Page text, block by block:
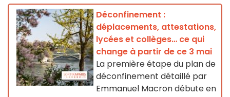
Déconfinement :
déplacements, attestations,
lycées et collèges… ce qui
change à partir de ce 3 mai
La première étape du plan de
déconfinement détaillé par
Emmanuel Macron débute en